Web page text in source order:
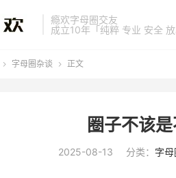
瘾欢字母圈交友
成立10年「纯粹 专业 安全 放
 字母圈杂谈  正文
圈子不该
2025-08-13 分类： 字